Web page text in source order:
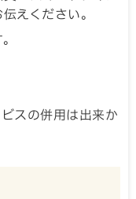
えください。
スの併用は出来か